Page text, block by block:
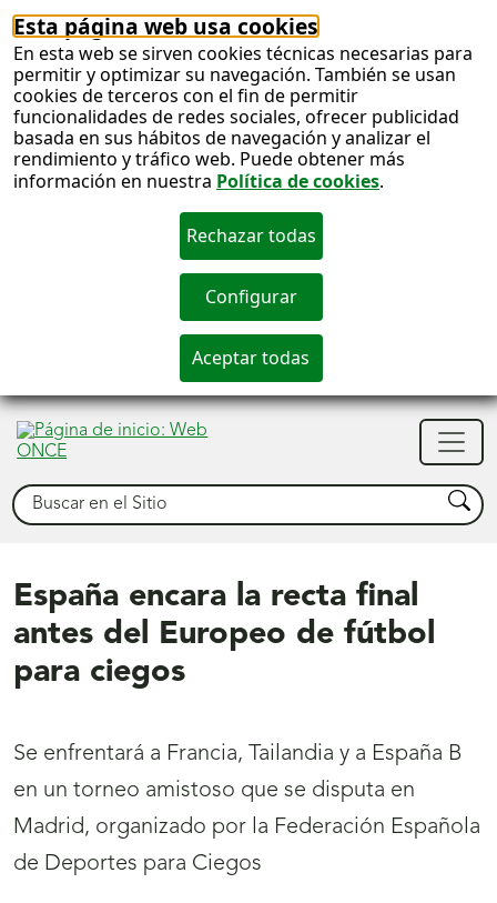
Esta página web usa cookies
En esta web se sirven cookies técnicas necesarias para
permitir y optimizar su navegación. También se usan
cookies de terceros con el fin de permitir
funcionalidades de redes sociales, ofrecer publicidad
basada en sus hábitos de navegación y analizar el
rendimiento y tráfico web. Puede obtener más
información en nuestra Política de cookies.
Buscar Buscar
España encara la recta final
antes del Europeo de fútbol
para ciegos
Se enfrentará a Francia, Tailandia y a España B
en un torneo amistoso que se disputa en
Madrid, organizado por la Federación Española
de Deportes para Ciegos